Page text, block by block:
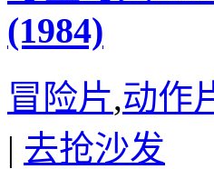
(1984)
冒险片,动作
| 去抢沙发